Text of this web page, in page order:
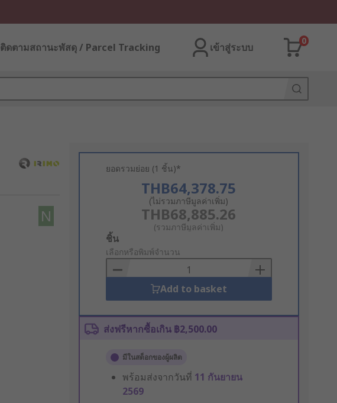
ติดตามสถานะพัสดุ / Parcel Tracking เข้าสู่ระบบ
0
N
ยอดรวมย่อย (1 ชิ้น)*
THB64,378.75
(ไม่รวมภาษีมูลค่าเพิ่ม)
THB68,885.26
(รวมภาษีมูลค่าเพิ่ม)
Add
to
Basket
ชิ้น
เลือกหรือพิมพ์จำนวน
Add to basket
ส่งฟรีหากซื้อเกิน ฿2,500.00
มีในสต็อกของผู้ผลิต
พร้อมส่งจากวันที่ 11 กันยายน
2569